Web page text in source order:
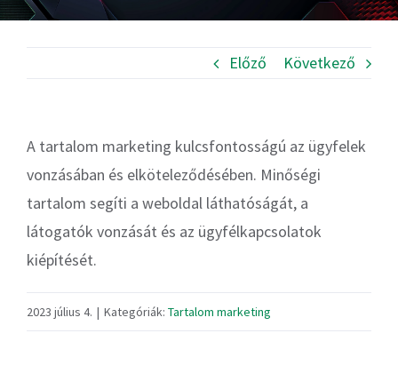
Előző Következő
A tartalom marketing kulcsfontosságú az ügyfelek
vonzásában és elköteleződésében. Minőségi
tartalom segíti a weboldal láthatóságát, a
látogatók vonzását és az ügyfélkapcsolatok
kiépítését.
2023 július 4. | Kategóriák: Tartalom marketing